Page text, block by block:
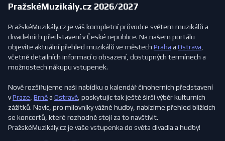
PražskéMuzikály.cz 2026/2027
PražskéMuzikály.cz je váš kompletní průvodce světem muzikálů a
divadelních představení v České republice. Na našem portálu
objevíte aktuální přehled muzikálů ve městech Praha a Ostrava
včetně detailních informací o obsazení, dostupných termínech a
možnostech nákupu vstupenek.
Nově rozšiřujeme naši nabídku o kalendář činoherních představení
vPraze Brněa Ostravě , poskytujíc tak ještě širší výběr kulturních
zážitků. Navíc, pro milovníky vážné hudby, nabízíme přehled blížících
se koncertů, které rozhodně stojí za to navštívit.
PražskéMuzikály.cz je vaše vstupenka do světa divadla a hudby!